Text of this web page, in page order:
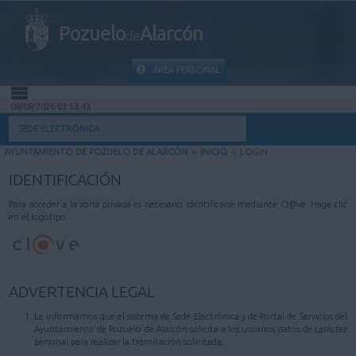
PozuelodeAlarcón
ÁREA PERSONAL
INICIO
MI CARPETA
INFORMACIÓN MUNICIPAL
AYUDA
08/08/2026 03:53:43
SEDE ELECTRÓNICA
AYUNTAMIENTO DE POZUELO DE ALARCÓN > INICIO > LOGIN
IDENTIFICACIÓN
Para acceder a la zona privada es necesario identificarse mediante Cl@ve. Haga clic
en el logotipo.
ADVERTENCIA LEGAL
Le informamos que el sistema de Sede Electrónica y de Portal de Servicios del
Ayuntamiento de Pozuelo de Alarcón solicita a los usuarios datos de carácter
personal para realizar la tramitación solicitada.